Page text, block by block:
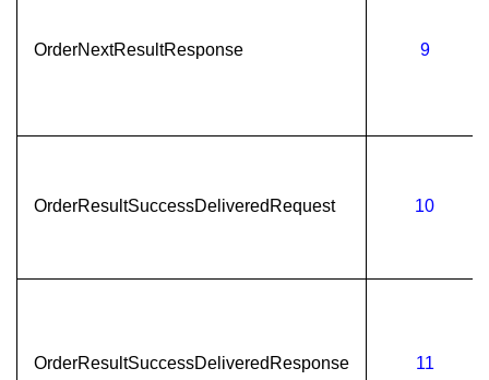
OrderNextResultResponse 9
OrderResultSuccessDeliveredRequest 10
OrderResultSuccessDeliveredResponse 11